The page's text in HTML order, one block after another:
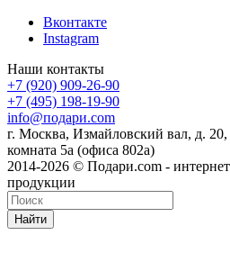
Вконтакте
Instagram
Наши контакты
+7 (920) 909-26-90
+7 (495) 198-19-90
info@подари.com
г. Москва, Измайловский вал, д.
комната 5а (офиса 802а)
2014-2026 © Подари.com -
продукции
Найти